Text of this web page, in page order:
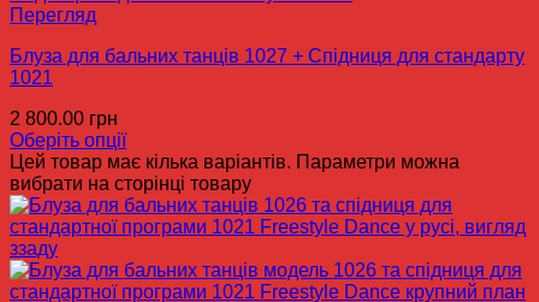
Перегляд
Блуза для бальних танців 1027 + Спідниця для стандарту
1021
2 800.00 грн
Оберіть опції
Цей товар має кілька варіантів. Параметри можна
вибрати на сторінці товару